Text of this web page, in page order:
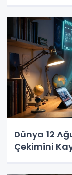
Dünya 12
Çekimini